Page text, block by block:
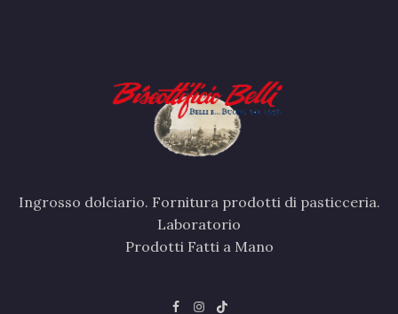
Ingrosso dolciario. Fornitura prodotti di pasticceria.
Laboratorio
Prodotti Fatti a Mano